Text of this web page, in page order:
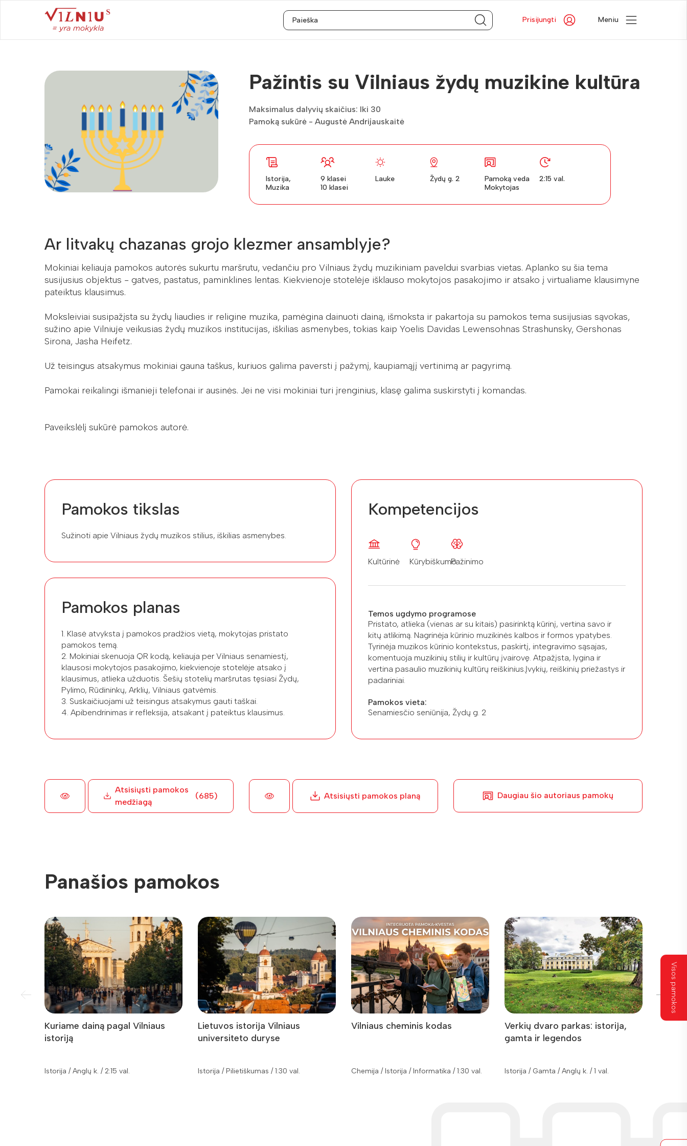
Prisijungti Meniu
Pažintis su Vilniaus žydų muzikine kultūra
Maksimalus dalyvių skaičius: Iki 30
Pamoką sukūrė - Augustė Andrijauskaitė
Istorija,
Muzika
9 klasei
10 klasei
Lauke Žydų g. 2
Pamoką veda
Mokytojas
2:15 val.
Ar litvakų chazanas grojo klezmer ansamblyje?
Mokiniai keliauja pamokos autorės sukurtu maršrutu, vedančiu pro Vilniaus žydų muzikiniam paveldui svarbias vietas. Aplanko su šia tema
susijusius objektus - gatves, pastatus, paminklines lentas. Kiekvienoje stotelėje išklauso mokytojos pasakojimo ir atsako į virtualiame klausimyne
pateiktus klausimus.
Moksleiviai susipažįsta su žydų liaudies ir religine muzika, pamėgina dainuoti dainą, išmoksta ir pakartoja su pamokos tema susijusias sąvokas,
sužino apie Vilniuje veikusias žydų muzikos institucijas, iškilias asmenybes, tokias kaip Yoelis Davidas Lewensohnas Strashunsky, Gershonas
Sirona, Jasha Heifetz.
Už teisingus atsakymus mokiniai gauna taškus, kuriuos galima paversti į pažymį, kaupiamąjį vertinimą ar pagyrimą.
Pamokai reikalingi išmanieji telefonai ir ausinės. Jei ne visi mokiniai turi įrenginius, klasę galima suskirstyti į komandas.
Paveikslėlį sukūrė pamokos autorė.
Pamokos tikslas
Sužinoti apie Vilniaus žydų muzikos stilius, iškilias asmenybes.
Pamokos planas
1. Klasė atvyksta į pamokos pradžios vietą, mokytojas pristato
pamokos temą.
2. Mokiniai skenuoja QR kodą, keliauja per Vilniaus senamiestį,
klausosi mokytojos pasakojimo, kiekvienoje stotelėje atsako į
klausimus, atlieka užduotis. Šešių stotelių maršrutas tęsiasi Žydų,
Pylimo, Rūdininkų, Arklių, Vilniaus gatvėmis.
3. Suskaičiuojami už teisingus atsakymus gauti taškai.
4. Apibendrinimas ir refleksija, atsakant į pateiktus klausimus.
Kompetencijos
Kultūrinė KūrybiškumoPažinimo
Temos ugdymo programose
Pristato, atlieka (vienas ar su kitais) pasirinktą kūrinį, vertina savo ir
kitų atlikimą. Nagrinėja kūrinio muzikinės kalbos ir formos ypatybes.
Tyrinėja muzikos kūrinio kontekstus, paskirtį, integravimo sąsajas,
komentuoja muzikinių stilių ir kultūrų įvairovę. Atpažįsta, lygina ir
vertina pasaulio muzikinių kultūrų reiškinius.Įvykių, reiškinių priežastys ir
padariniai.
Pamokos vieta:
Senamiesčio seniūnija, Žydų g. 2
Atsisiųsti pamokos
medžiagą
(685) Atsisiųsti pamokos planą Daugiau šio autoriaus pamokų
Panašios pamokos
Kuriame dainą pagal Vilniaus
istoriją
Istorija / Anglų k. / 2:15 val.
Lietuvos istorija Vilniaus
universiteto duryse
Istorija / Pilietiškumas / 1:30 val.
Vilniaus cheminis kodas
Chemija / Istorija / Informatika / 1:30 val.
Verkių dvaro parkas: istorija,
gamta ir legendos
Istorija / Gamta / Anglų k. / 1 val.
Visos pamokos